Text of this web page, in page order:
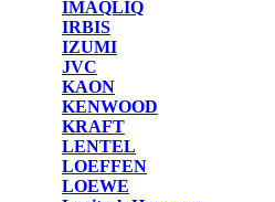
IMAQLIQ
IRBIS
IZUMI
JVC
KAON
KENWOOD
KRAFT
LENTEL
LOEFFEN
LOEWE